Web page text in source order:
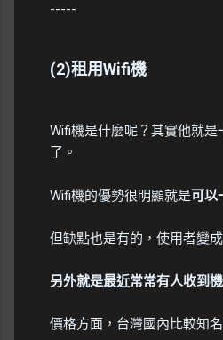
-----
(2)租用Wifi機
Wifi機是什麼呢？其實他就是
了。
Wifi機的優勢很明顯就是可以
但缺點也是有的，使用者變
另外就是最近常常有人收到
價格方面，台灣國內比較知